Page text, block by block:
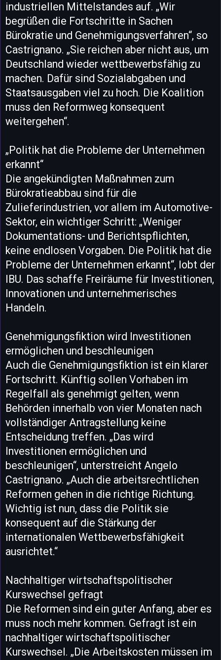
industriellen Mittelstandes auf. „Wir
begrüßen die Fortschritte in Sachen
Bürokratie und Genehmigungsverfahren“, so
Castrignano. „Sie reichen aber nicht aus, um
Deutschland wieder wettbewerbsfähig zu
machen. Dafür sind Sozialabgaben und
Staatsausgaben viel zu hoch. Die Koalition
muss den Reformweg konsequent
weitergehen“.
„Politik hat die Probleme der Unternehmen
erkannt“
Die angekündigten Maßnahmen zum
Bürokratieabbau sind für die
Zulieferindustrien, vor allem im Automotive-
Sektor, ein wichtiger Schritt: „Weniger
Dokumentations- und Berichtspflichten,
keine endlosen Vorgaben. Die Politik hat die
Probleme der Unternehmen erkannt“, lobt der
IBU. Das schaffe Freiräume für Investitionen,
Innovationen und unternehmerisches
Handeln.
Genehmigungsfiktion wird Investitionen
ermöglichen und beschleunigen
Auch die Genehmigungsfiktion ist ein klarer
Fortschritt. Künftig sollen Vorhaben im
Regelfall als genehmigt gelten, wenn
Behörden innerhalb von vier Monaten nach
vollständiger Antragstellung keine
Entscheidung treffen. „Das wird
Investitionen ermöglichen und
beschleunigen“, unterstreicht Angelo
Castrignano. „Auch die arbeitsrechtlichen
Reformen gehen in die richtige Richtung.
Wichtig ist nun, dass die Politik sie
konsequent auf die Stärkung der
internationalen Wettbewerbsfähigkeit
ausrichtet.“
Nachhaltiger wirtschaftspolitischer
Kurswechsel gefragt
Die Reformen sind ein guter Anfang, aber es
muss noch mehr kommen. Gefragt ist ein
nachhaltiger wirtschaftspolitischer
Kurswechsel. „Die Arbeitskosten müssen im